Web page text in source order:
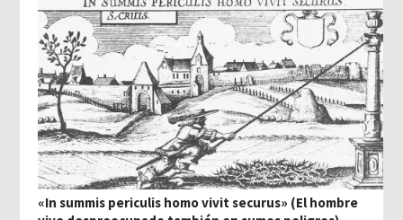
«In summis periculis homo vivit securus» (El hombre